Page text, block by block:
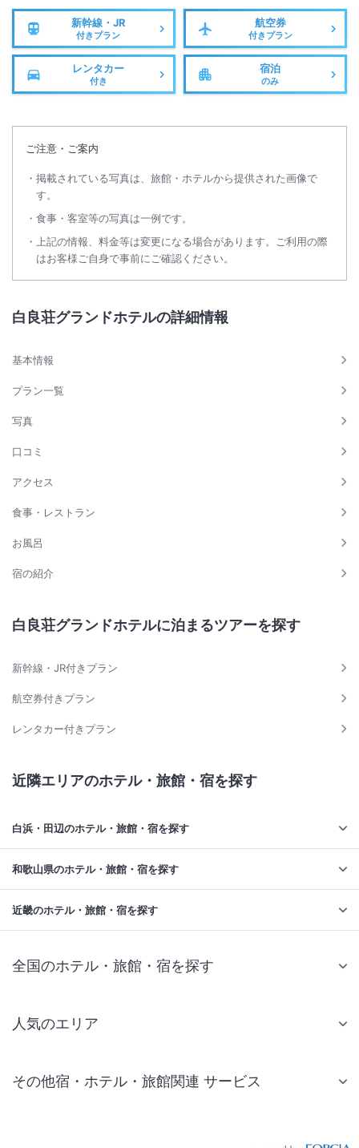
新幹線・JR
付きプラン
航空券
付きプラン
レンタカー
付き
宿泊
のみ
ご注意・ご案内
掲載されている写真は、旅館・ホテルから提供された画像で
す。
食事・客室等の写真は一例です。
上記の情報、料金等は変更になる場合があります。ご利用の際
はお客様ご自身で事前にご確認ください。
白良荘グランドホテルの詳細情報
基本情報
プラン一覧
写真
口コミ
アクセス
食事・レストラン
お風呂
宿の紹介
白良荘グランドホテルに泊まるツアーを探す
新幹線・JR付きプラン
航空券付きプラン
レンタカー付きプラン
近隣エリアのホテル・旅館・宿を探す
白浜・田辺のホテル・旅館・宿を探す
和歌山県のホテル・旅館・宿を探す
近畿のホテル・旅館・宿を探す
全国のホテル・旅館・宿を探す
人気のエリア
仙台 ホテル
その他宿・ホテル・旅館関連 サービス